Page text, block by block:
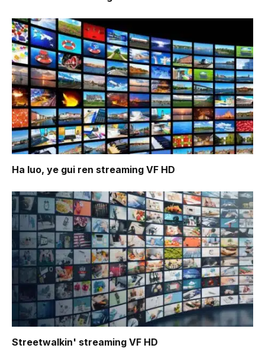
Ha luo, ye gui ren streaming VF HD
Streetwalkin' streaming VF HD